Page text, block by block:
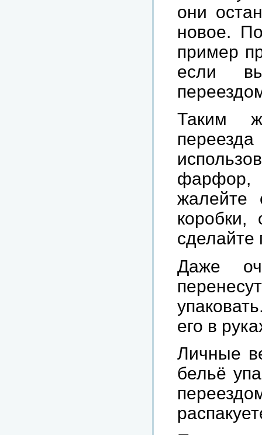
они
новое.
пример
если
Таким
фарфор,
жалейте
коробки,
сделайте
Даже
его в
Личные
бельё